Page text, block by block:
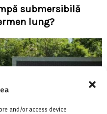
and/or access device
submersibilă
lung?